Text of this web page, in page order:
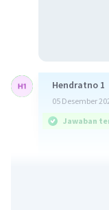
Hendratno 1
05 Desember
Jawaban
sama